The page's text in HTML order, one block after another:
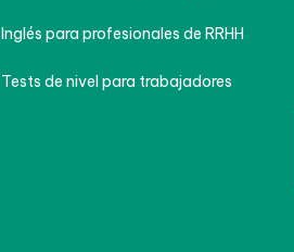
Cursos de catalán para empresas
Inglés para profesionales de RRHH